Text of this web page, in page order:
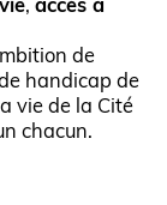
, accès à
de
handicap de
vie de la Cité
chacun.